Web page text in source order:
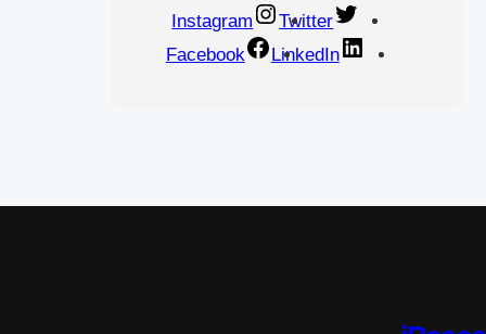
Twitter
Instagram
LinkedIn
Facebook